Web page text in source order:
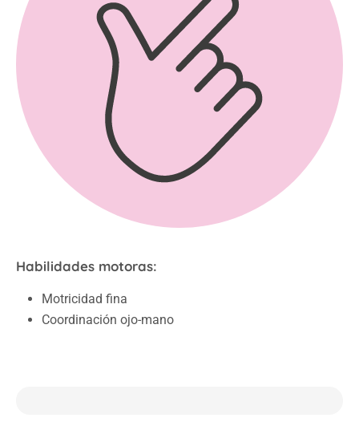
Habilidades motoras:
Motricidad fina
Coordinación ojo-mano